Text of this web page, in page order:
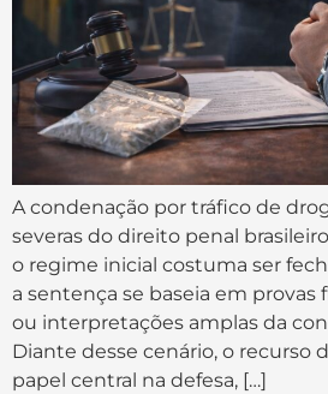
A condenação por tráfico de
severas do direito penal
o regime inicial costuma ser
a sentença se baseia em provas
ou interpretações amplas da
Diante desse cenário, o recurso
papel central na defesa, […]